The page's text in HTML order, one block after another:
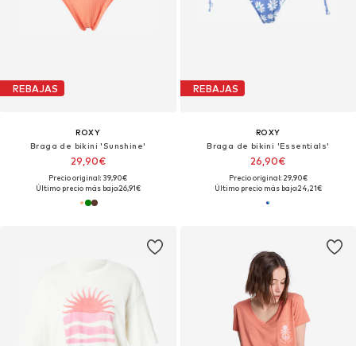
REBAJAS
ROXY
Braga de bikini 'Sunshine'
29,90€
Precio original: 39,90€
Último precio más bajo:26,91€
REBAJAS
ROXY
Braga de bikini 'Essentials'
26,90€
Precio original: 29,90€
Último precio más bajo:24,21€